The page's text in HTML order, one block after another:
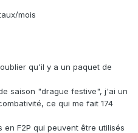
mois
qu'il y a un paquet de
saison "drague festive", j'ai un
ce qui me fait 174
F2P qui peuvent être utilisés